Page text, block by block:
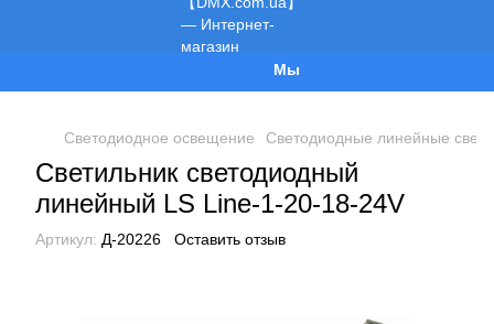
Мы работаем!
Светодиодное освещение Светодиодные линейные
Светильник светодиодный
линейный LS Line-1-20-18-24V
Артикул: Д-20226 Оставить отзыв